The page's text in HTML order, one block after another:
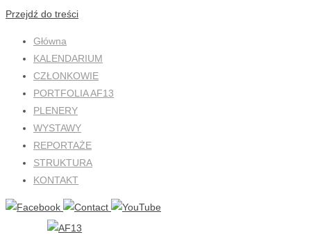
Przejdź do treści
Główna
KALENDARIUM
CZŁONKOWIE
PORTFOLIA AF13
PLENERY
WYSTAWY
REPORTAŻE
STRUKTURA
KONTAKT